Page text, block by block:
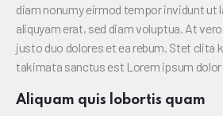
diam nonumy eirmod tempor invidunt ut
aliquyam erat, sed diam voluptua. At
justo duo dolores et ea rebum. Stet clita
takimata sanctus est Lorem ipsum dolor
Aliquam quis lobortis quam